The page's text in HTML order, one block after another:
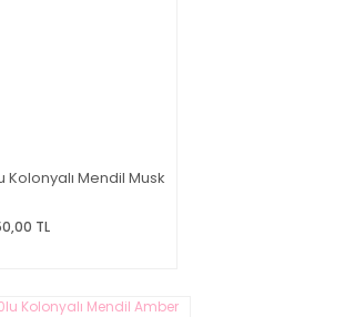
Kolonyalı Mendil Musk
TL